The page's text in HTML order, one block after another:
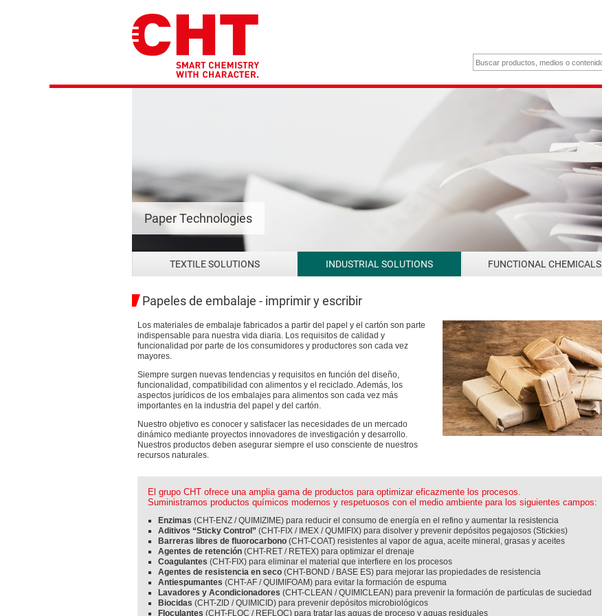
Paper Technologies
TEXTILE SOLUTIONS INDUSTRIAL SOLUTIONS FUNCTIONAL CHEMICALS
Papeles de embalaje - imprimir y escribir
Los materiales de embalaje fabricados a partir del papel y el cartón son parte
indispensable para nuestra vida diaria. Los requisitos de calidad y
funcionalidad por parte de los consumidores y productores son cada vez
mayores.
Siempre surgen nuevas tendencias y requisitos en función del diseño,
funcionalidad, compatibilidad con alimentos y el reciclado. Además, los
aspectos jurídicos de los embalajes para alimentos son cada vez más
importantes en la industria del papel y del cartón.
Nuestro objetivo es conocer y satisfacer las necesidades de un mercado
dinámico mediante proyectos innovadores de investigación y desarrollo.
Nuestros productos deben asegurar siempre el uso consciente de nuestros
recursos naturales.
El grupo CHT ofrece una amplia gama de productos para optimizar eficazmente los procesos.
Suministramos productos químicos modernos y respetuosos con el medio ambiente para los siguientes campos:
Enzimas (CHT-ENZ / QUIMIZIME) para reducir el consumo de energía en el refino y aumentar la resistencia
Aditivos “Sticky Control” (CHT-FIX / IMEX / QUMIFIX) para disolver y prevenir depósitos pegajosos (Stickies)
Barreras libres de fluorocarbono (CHT-COAT) resistentes al vapor de agua, aceite mineral, grasas y aceites
Agentes de retención (CHT-RET / RETEX) para optimizar el drenaje
Coagulantes (CHT-FIX) para eliminar el material que interfiere en los procesos
Agentes de resistencia en seco (CHT-BOND / BASE ES) para mejorar las propiedades de resistencia
Antiespumantes (CHT-AF / QUIMIFOAM) para evitar la formación de espuma
Lavadores y Acondicionadores (CHT-CLEAN / QUIMICLEAN) para prevenir la formación de partículas de suciedad
Biocidas (CHT-ZID / QUIMICID) para prevenir depósitos microbiológicos
Floculantes (CHT-FLOC / REFLOC) para tratar las aguas de proceso y aguas residuales